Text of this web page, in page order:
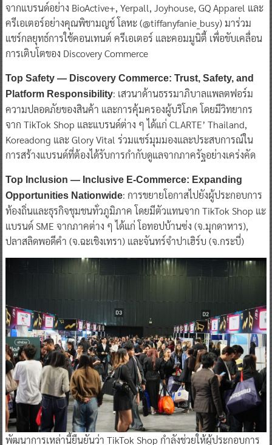
จากแบรนด์อย่าง BioActive+, Yerpall, Joyhouse, GQ Apparel และ
ครีเอเตอร์อย่างคุณพิชามญช์ โลหะ (@tiffanyfanie_busy) มาร่วม
แชร์กลยุทธ์การใช้คอนเทนต์ ครีเอเตอร์ และคอมมูนิตี้ เพื่อขับเคลื่อน
การเติบโตของ Discovery Commerce
Top Safety — Discovery Commerce: Trust, Safety, and
Platform Responsibility: เสวนาด้านธรรมาภิบาลแพลตฟอร์ม
ความปลอดภัยของสินค้า และการคุ้มครองผู้บริโภค โดยมีวิทยากร
จาก TikTok Shop และแบรนด์ต่าง ๆ ได้แก่ CLARTE’ Thailand,
Koreadong และ Glory Vital ร่วมแชร์มุมมองและประสบการณ์ใน
การสร้างแบรนด์ที่ต้องได้รับการกำกับดูแลจากภาครัฐอย่างเคร่งคัด
Top Inclusion — Inclusive E-Commerce: Expanding
Opportunities Nationwide: การขยายโอกาสไปยังผู้ประกอบการ
ท้องถิ่นและธุรกิจชุมชนทั่วภูมิภาค โดยมีตัวแทนจาก TikTok Shop แะ
แบรนด์ SME จากภาคต่าง ๆ ได้แก่ โอทอปบ้านซ่ง (จ.มุกดาหาร),
ปลาสลิดพอดีคำ (จ.ฉะเชิงเทรา) และจันทร์จำปาเฮิร์บ (จ.กระบี่)
พัฒนาการเหล่านี้ยืนยันว่า TikTok Shop กำลังช่วยให้ผู้ประกอบการ